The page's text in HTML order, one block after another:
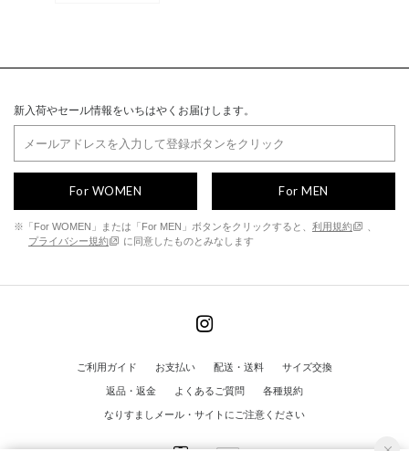
新入荷やセール情報をいちはやくお届けします。
For WOMEN For MEN
※「For WOMEN」または「For MEN」ボタンをクリックすると、 利用規約
プライバシー規約
に同意したものとみなします
ご利用ガイド お支払い 配送・送料 サイズ交換
返品・返金 よくあるご質問 各種規約
なりすましメール・サイトにご注意ください